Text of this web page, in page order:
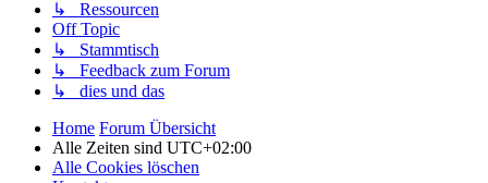
↳ Ressourcen
Off Topic
↳ Stammtisch
↳ Feedback zum Forum
↳ dies und das
Home Forum Übersicht
Alle Zeiten sind UTC+02:00
Alle Cookies löschen